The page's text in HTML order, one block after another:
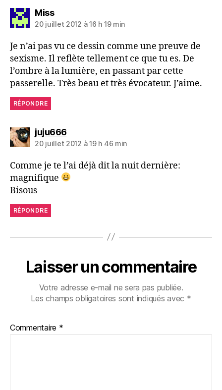
Missdit :
20 juillet 2012 à 16 h 19 min
Je n’ai pas vu ce dessin comme une preuve de
sexisme. Il reflète tellement ce que tu es. De
l’ombre à la lumière, en passant par cette
passerelle. Très beau et très évocateur. J’aime.
RÉPONDRE
juju666dit :
20 juillet 2012 à 19 h 46 min
Comme je te l’ai déjà dit la nuit dernière:
magnifique
Bisous
RÉPONDRE
Laisser un commentaire
Votre adresse e-mail ne sera pas publiée.
Les champs obligatoires sont indiqués avec *
Commentaire *